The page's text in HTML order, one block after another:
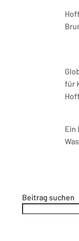
für
Ein
Beitrag suchen